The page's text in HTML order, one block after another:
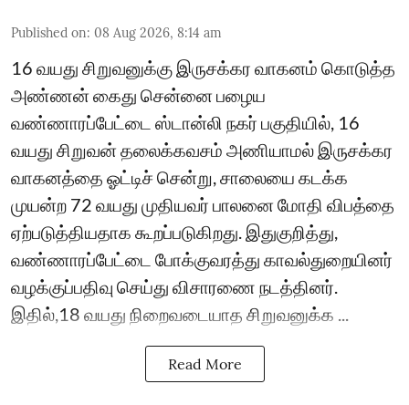
Published on: 08 Aug 2026, 8:14 am
16 வயது சிறுவனுக்கு இருசக்கர வாகனம் கொடுத்த
அண்ணன் கைது சென்னை பழைய
வண்ணாரப்பேட்டை ஸ்டான்லி நகர் பகுதியில், 16
வயது சிறுவன் தலைக்கவசம் அணியாமல் இருசக்கர
வாகனத்தை ஓட்டிச் சென்று, சாலையை கடக்க
முயன்ற 72 வயது முதியவர் பாலனை மோதி விபத்தை
ஏற்படுத்தியதாக கூறப்படுகிறது. இதுகுறித்து,
வண்ணாரப்பேட்டை போக்குவரத்து காவல்துறையினர்
வழக்குப்பதிவு செய்து விசாரணை நடத்தினர்.
இதில்,18 வயது நிறைவடையாத சிறுவனுக்க ...
Read More